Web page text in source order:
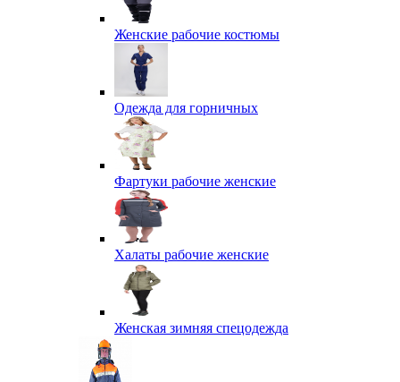
Женские рабочие костюмы
Одежда для горничных
Фартуки рабочие женские
Халаты рабочие женские
Женская зимняя спецодежда